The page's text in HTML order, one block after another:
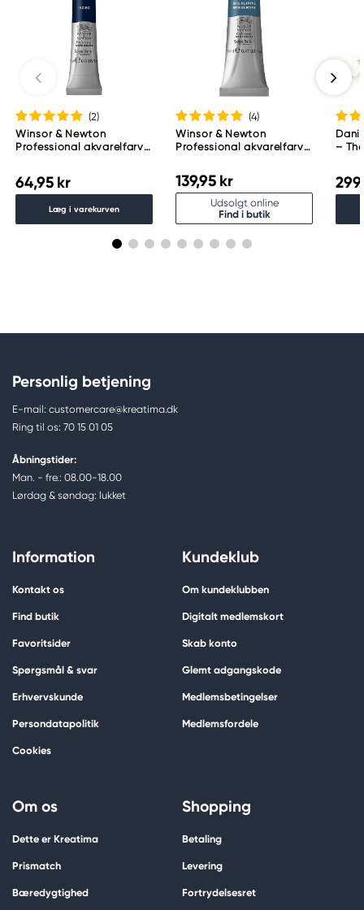
(2)
Winsor & Newton
Professional akvarelfarve
64,95 kr
Læg i varekurven
(4)
Winsor & Newton
Professional akvarelfarve
139,95 kr
Udsolgt online
Find i butik
–
Personlig betjening
E-mail: customercare@kreatima.dk
Ring til os: 70 15 01 05
Åbningstider:
Man. - fre.: 08.00-18.00
Lørdag & søndag: lukket
Information
Kontakt os
Find butik
Favoritsider
Spørgsmål & svar
Erhvervskunde
Persondatapolitik
Cookies
Kundeklub
Om kundeklubben
Digitalt medlemskort
Skab konto
Glemt adgangskode
Medlemsbetingelser
Medlemsfordele
Om os
Dette er Kreatima
Prismatch
Bæredygtighed
Shopping
Betaling
Levering
Fortrydelsesret